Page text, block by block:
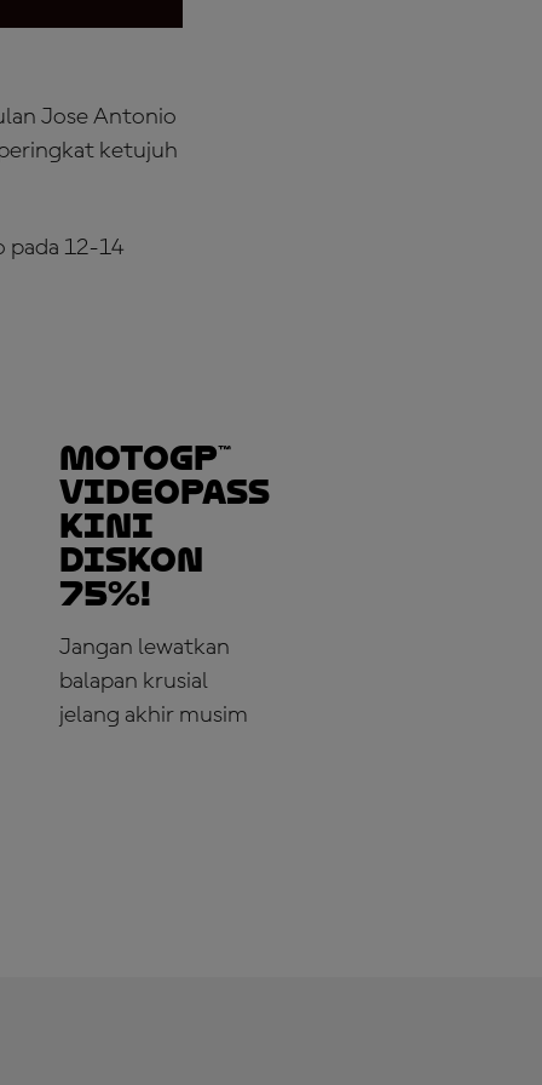
Jose Antonio
ketujuh
pada 12-14
MotoGP™
VideoPass
Kini
Diskon
75%!
Jangan lewatkan
balapan krusial
jelang akhir musim